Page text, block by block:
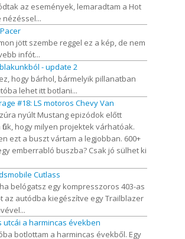
az események, lemaradtam a Hot
nézéssel...
jött szembe reggel ez a kép, de nem
infót...
- update 2
hogy bárhol, bármelyik pillanatban
lehet itt botlani...
#18: LS motoros Chevy Van
nyúlt Mustang epizódok előtt
hogy milyen projektek várhatóak.
ezt a buszt vártam a legjobban. 600+
emberrabló buszba? Csak jó sülhet ki
Cutlass
belógatsz egy kompresszoros 403-as
az autódba kiegészítve egy Trailblazer
utcái a harmincas években
botlottam a harmincas évekből. Egy